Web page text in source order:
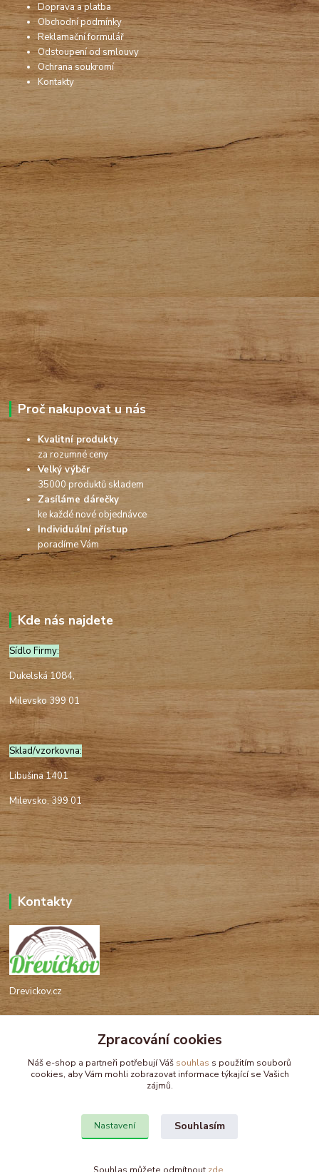
Doprava a platba
Obchodní podmínky
Reklamační formulář
Odstoupení od smlouvy
Ochrana soukromí
Kontakty
Proč nakupovat u nás
Kvalitní produkty
za rozumné ceny
Velký výběr
35000 produktů skladem
Zasíláme dárečky
ke každé nové objednávce
Individuální přístup
poradíme Vám
Kde nás najdete
Sídlo Firmy:
Dukelská 1084,
Milevsko 399 01
Sklad/vzorkovna:
Libušina 1401
Milevsko, 399 01
Kontakty
Drevickov.cz
+420 732 488 676
drevickov@drevickov.cz, info@drevickov.cz
Zpracování cookies
Náš e-shop a partneři potřebují Váš souhlas s použitím souborů
cookies, aby Vám mohli zobrazovat informace týkající se Vašich
zájmů.
Nastavení Souhlasím